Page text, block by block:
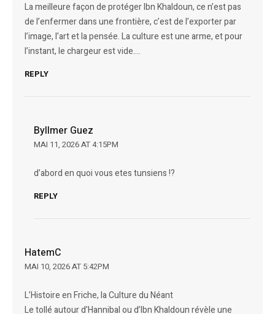
La meilleure façon de protéger Ibn Khaldoun, ce n’est pas
de l’enfermer dans une frontière, c’est de l’exporter par
l’image, l’art et la pensée. La culture est une arme, et pour
l’instant, le chargeur est vide….
REPLY
Byllmer Guez
MAI 11, 2026 AT 4:15PM
d’abord en quoi vous etes tunsiens !?
REPLY
HatemC
MAI 10, 2026 AT 5:42PM
L’Histoire en Friche, la Culture du Néant
Le tollé autour d’Hannibal ou d’Ibn Khaldoun révèle une